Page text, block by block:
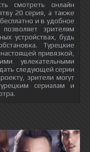
смотреть онлайн
20 серия, а также
и в удобное
зрителям
устройствах, будь
Турецкие
привязкой,
увлекательными
следующей серии
зрители могут
сериалам и